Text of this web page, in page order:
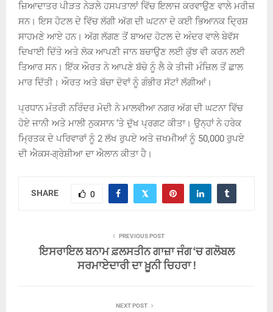
ਜ਼ਿਆਦਾਤਰ ਪੀੜਤ ਨੇੜਲੇ ਹਸਪਤਾਲਾਂ ਵਿੱਚ ਇਲਾਜ ਕਰਵਾਉਣ ਵਾਲੇ ਮਰੀਜ਼
ਸਨ। ਇਸ ਹੋਟਲ ਦੇ ਵਿੱਚ ਲੱਗੀ ਅੱਗ ਦੀ ਘਟਨਾ ਦੇ ਕਈ ਭਿਆਨਕ ਦ੍ਰਿਸ਼
ਸਾਹਮਣੇ ਆਏ ਹਨ। ਅੱਗ ਲੱਗਣ ਤੋਂ ਬਾਅਦ ਹੋਟਲ ਦੇ ਅੰਦਰ ਵਾਲੇ ਬੇਵੱਸ
ਦਿਖਾਈ ਦਿੱਤੇ ਅਤੇ ਲੋਕ ਆਪਣੀ ਜਾਨ ਬਚਾਉਣ ਲਈ ਕੁੱਝ ਵੀ ਕਰਨ ਲਈ
ਤਿਆਰ ਸਨ। ਇੱਕ ਔਰਤ ਨੇ ਆਪਣੇ ਬੱਚੇ ਨੂੰ ਲੈ ਕੇ ਤੀਜੀ ਮੰਜ਼ਿਲ ਤੋਂ ਛਾਲ
ਮਾਰ ਦਿੱਤੀ। ਔਰਤ ਅਤੇ ਬੱਚਾ ਦੋਵਾਂ ਨੂੰ ਗੰਭੀਰ ਸੱਟਾਂ ਲੱਗੀਆਂ।
ਪ੍ਰਧਾਨ ਮੰਤਰੀ ਨਰਿੰਦਰ ਮੋਦੀ ਨੇ ਮਾਲਵੀਆ ਨਗਰ ਅੱਗ ਦੀ ਘਟਨਾ ਵਿੱਚ
ਹੋਏ ਜਾਨੀ ਅਤੇ ਮਾਲੀ ਨੁਕਸਾਨ ‘ਤੇ ਦੁੱਖ ਪ੍ਰਗਟ ਕੀਤਾ। ਉਨ੍ਹਾਂ ਨੇ ਹਰੇਕ
ਮ੍ਰਿਤਕ ਦੇ ਪਰਿਵਾਰਾਂ ਨੂੰ 2 ਲੱਖ ਰੁਪਏ ਅਤੇ ਜ਼ਖਮੀਆਂ ਨੂੰ 50,000 ਰੁਪਏ
ਦੀ ਐਕਸ-ਗ੍ਰੇਸ਼ੀਆ ਦਾ ਐਲਾਨ ਕੀਤਾ ਹੈ।
SHARE 0
PREVIOUS POST
ਇਸਰਾਇਲ ਬਨਾਮ ਫ਼ਲਸਤੀਨ ਗਾਜ਼ਾ ਜੰਗ ‘ਚ ਗਲੋਬਲ
ਸਰਮਾਏਦਾਰੀ ਦਾ ਖ਼ੂਨੀ ਚਿਹਰਾ !
NEXT POST